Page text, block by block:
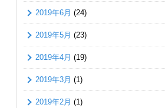
2019年6月 (24)
2019年5月 (23)
2019年4月 (19)
2019年3月 (1)
2019年2月 (1)